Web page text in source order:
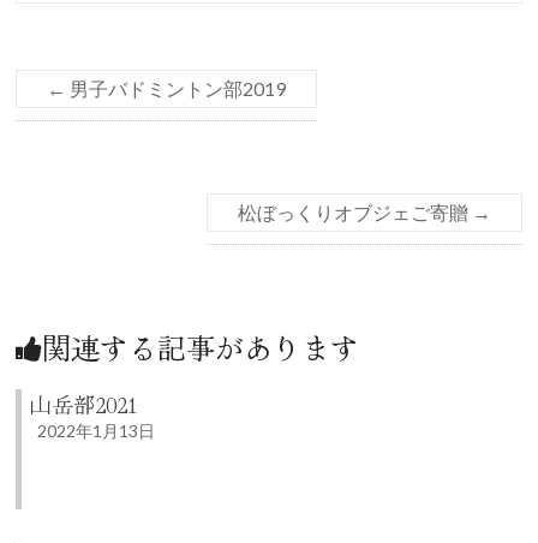
← 男子バドミントン部2019
松ぼっくりオブジェご寄贈 →
関連する記事があります
山岳部2021
2022年1月13日